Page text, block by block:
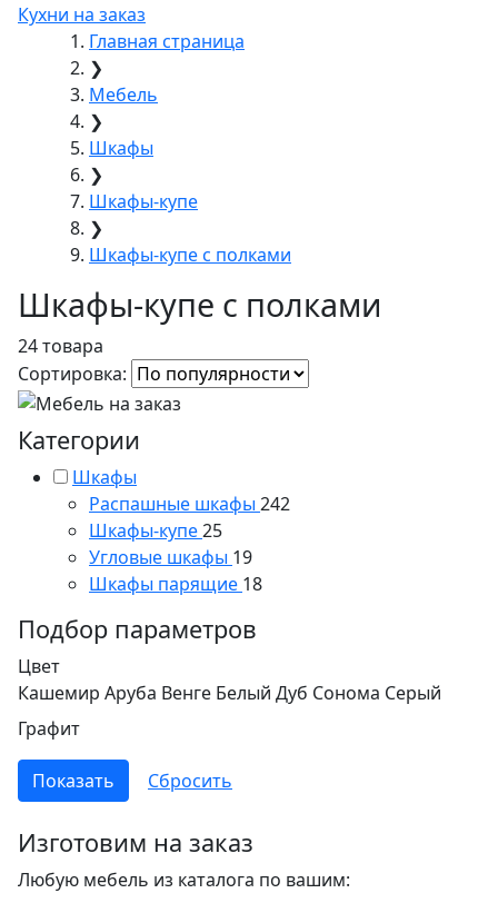
Кухни на заказ
Главная страница
❯
Мебель
❯
Шкафы
❯
Шкафы-купе
❯
Шкафы-купе с полками
Шкафы-купе с полками
24 товара
Сортировка:
Категории
Шкафы
Распашные шкафы 242
Шкафы-купе25
Угловые шкафы 19
Шкафы парящие 18
Подбор параметров
Цвет
Кашемир Аруба Венге Белый Дуб Сонома Серый
Графит
Изготовим на заказ
Любую мебель из каталога по вашим: